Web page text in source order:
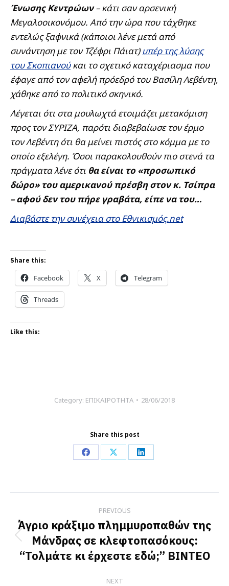
Ένωσης Κεντρώων– κάτι σαν αρσενική
Μεγαλοοικονόμου. Από την ώρα που τάχθηκε
εντελώς ξαφνικά (κάποιοι λένε μετά από
συνάντηση με τον Τζέφρι Πάιατ) υπέρ της λύσης
του Σκοπιανούκαι το σχετικό καταχέριασμα που
έφαγε από τον αφελή πρόεδρό του Βασίλη Λεβέντη,
χάθηκε από το πολιτικό σκηνικό.
Λέγεται ότι στα μουλωχτά ετοιμάζει μετακόμιση
προς τον ΣΥΡΙΖΑ, παρότι διαβεβαίωσε τον έρμο
τον Λεβέντη ότι θα μείνει πιστός στο κόμμα με το
οποίο εξελέγη. Όσοι παρακολουθούν πιο στενά τα
πράγματα λένε ότι θα είναι το «προσωπικό
δώρο» του αμερικανού πρέσβη στον κ. Τσίπρα
– αφού δεν του πήρε γραβάτα, είπε να του…
Διαβάστε την συνέχεια στο Εθνικισμός.net
Share this:
Facebook X Telegram
Threads
Like this:
Category: ΕΠΙΚΑΙΡΟΤΗΤΑ 28/06/2018
Share this post
Share
Facebook
Share
X
Share
LinkedIn
navigation
PREVIOUS
Previous
post:
Άγριο κράξιμο πλημμυροπαθών της
Μάνδρας σε κλεφτοπασόκους:
“Τολμάτε κι έρχεστε εδώ;” ΒΙΝΤΕΟ
NEXT